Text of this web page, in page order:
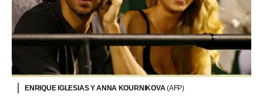
ENRIQUE IGLESIAS Y ANNA KOURNIKOVA (AFP)